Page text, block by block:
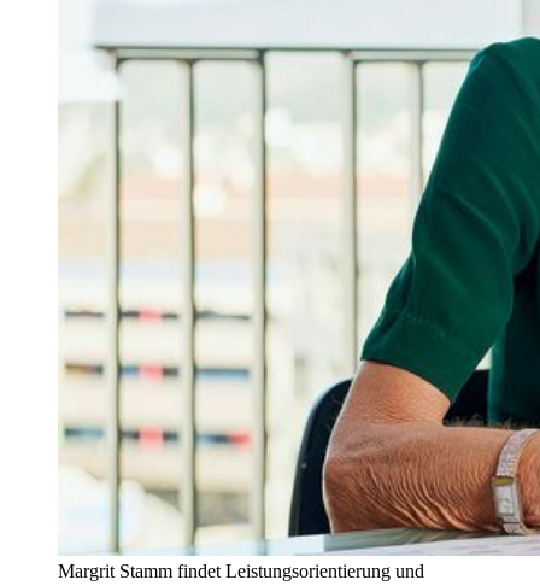
Margrit Stamm findet Leistungsorientierung und